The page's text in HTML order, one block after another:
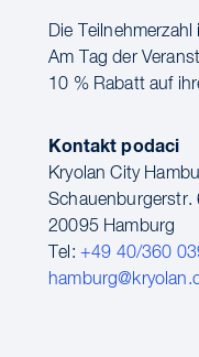
Die
Am Tag der
10 % Rabatt auf
Kontakt podaci
Kryolan City
Schauenburgerstr.
20095 Hamburg
Tel: +49 40/360